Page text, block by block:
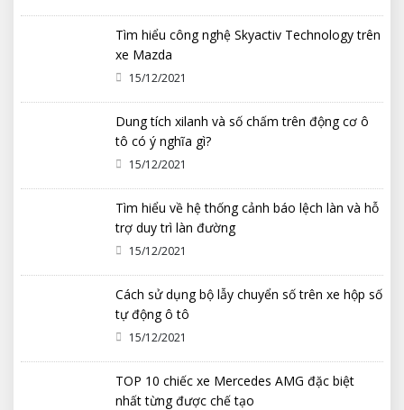
Tìm hiểu công nghệ Skyactiv Technology trên
xe Mazda
15/12/2021
Dung tích xilanh và số chấm trên động cơ ô
tô có ý nghĩa gì?
15/12/2021
Tìm hiểu về hệ thống cảnh báo lệch làn và hỗ
trợ duy trì làn đường
15/12/2021
Cách sử dụng bộ lẫy chuyển số trên xe hộp số
tự động ô tô
15/12/2021
TOP 10 chiếc xe Mercedes AMG đặc biệt
nhất từng được chế tạo